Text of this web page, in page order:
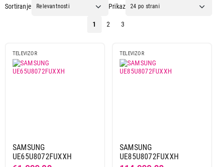
Sortiranje Prikaz
1 2 3
TELEVIZOR
SAMSUNG
UE65U8072FUXXH
TELEVIZOR
SAMSUNG
UE85U8072FUXXH
TELEVIZORI
SAMSUNG UE65U8072FUXXH